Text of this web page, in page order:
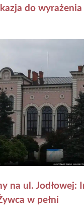
do
na ul. Jodłowej:
w pełni